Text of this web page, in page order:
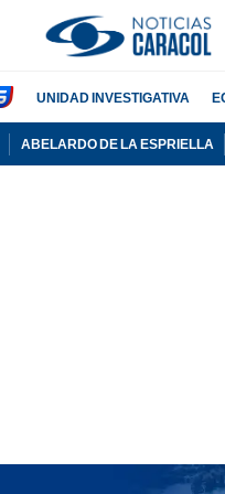
UNIDAD INVESTIGATIVA
ABELARDO DE LA ESPRIELLA